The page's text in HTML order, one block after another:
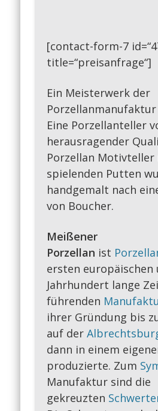
[contact-form-7
title=“preisanfrage“]
Ein Meisterwerk der
Porzellanmanufaktur
Eine Porzellanteller
herausragender
Porzellan
spielenden Putten
handgemalt nach
von Boucher.
Meißener
Porzellan ist
ersten europäischen
Jahrhundert lange
führenden
ihrer Gründung bis
auf der
dann in einem
produzierte. Zum
Manufaktur sind die
gekreuzten